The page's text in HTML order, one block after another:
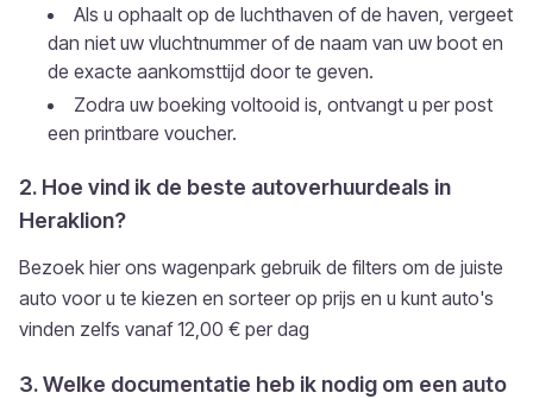
Als u ophaalt op de luchthaven of de haven, vergeet
dan niet uw vluchtnummer of de naam van uw boot en
de exacte aankomsttijd door te geven.
Zodra uw boeking voltooid is, ontvangt u per post
een printbare voucher.
2. Hoe vind ik de beste autoverhuurdeals in
Heraklion?
Bezoek hier ons wagenpark gebruik de filters om de juiste
auto voor u te kiezen en sorteer op prijs en u kunt auto's
vinden zelfs vanaf 12,00 € per dag
3. Welke documentatie heb ik nodig om een ​​auto